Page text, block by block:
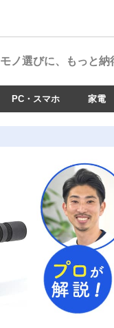
モノ選びに、もっと納
PC・スマホ 家電